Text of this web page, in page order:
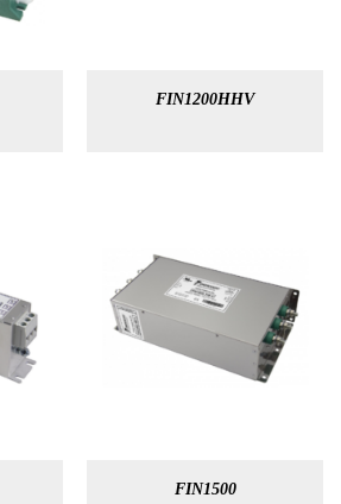
FIN1200HHV
FIN1500